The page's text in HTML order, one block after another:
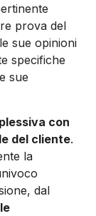
prova del
sue opinioni
specifiche
sue
con
del cliente.
la
dal